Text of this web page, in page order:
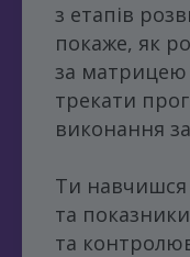
з етапів
покаже, як
за матрицею
трекати
виконання
Ти навчишся
та
та